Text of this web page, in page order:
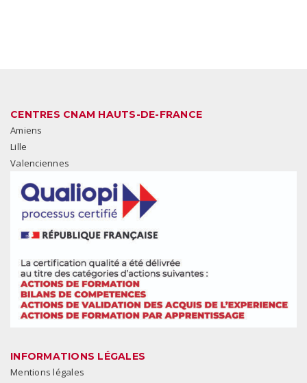
CENTRES CNAM HAUTS-DE-FRANCE
Amiens
Lille
Valenciennes
INFORMATIONS LÉGALES
Mentions légales